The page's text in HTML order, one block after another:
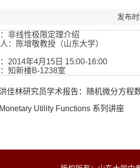
发布
非线性极限定理介绍
：陈增敬教授（山东大学）
2014年4月 15 日 15:00-16:00
知新楼B-1238室
洪佳林研究员学术报告：随机微分方程
Monetary Utility Functions 系列讲座